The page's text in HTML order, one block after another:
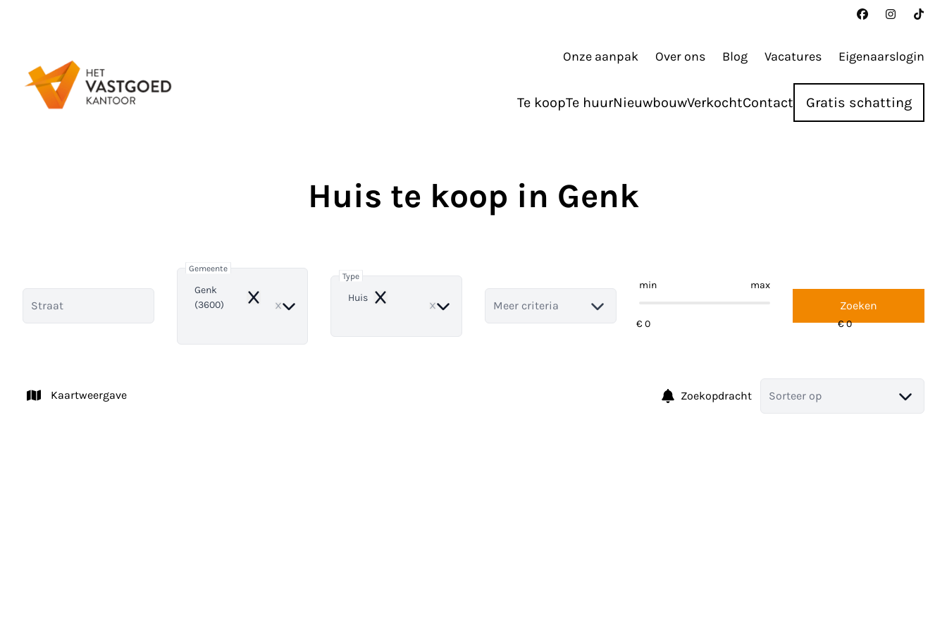
Onze aanpak Over ons Blog Vacatures Eigenaarslogin
Te koopTe huurNieuwbouwVerkochtContact Gratis schatting
Huis te koop in Genk
Straat
Gemeente
Genk
(3600)
Remove
Type
Huis
Remove Meer criteria
min max
Zoeken
Kaartweergave Zoekopdracht Sorteer op